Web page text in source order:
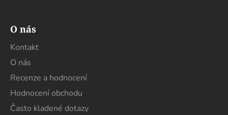
O nás
Kontakt
O nás
Recenze a hodnocení
Hodnocení obchodu
Často kladené dotazy